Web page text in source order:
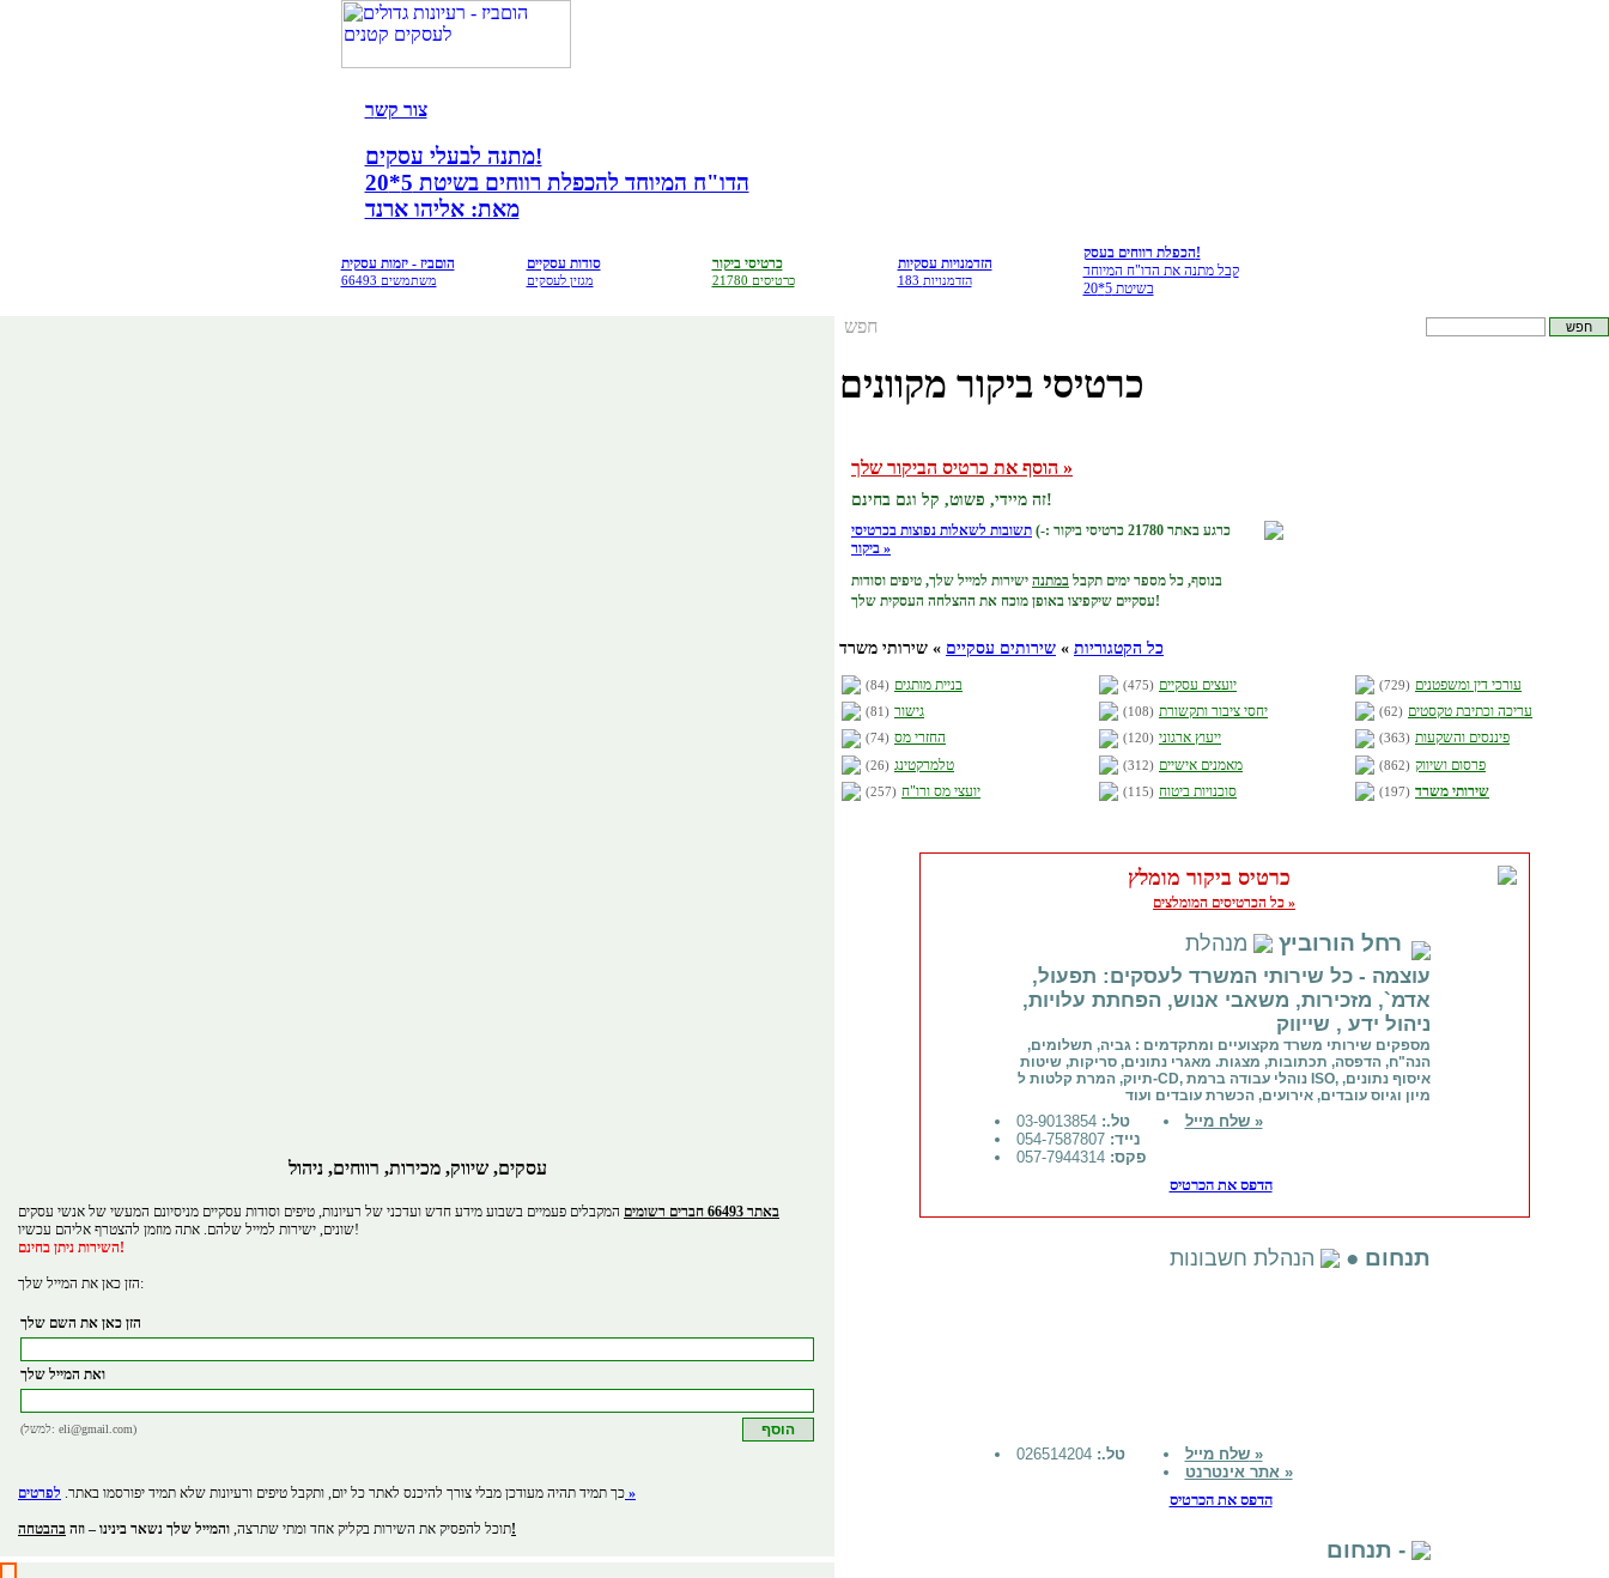
צור קשר
מתנה לבעלי עסקים!
הדו"ח המיוחד להכפלת רווחים בשיטת 5*20
מאת: אליהו ארנד
הוםביז - יזמות עסקית
66493 משתמשים
סודות עסקיים
מגזין לעסקים
כרטיסי ביקור
21780 כרטיסים
הזדמנויות עסקיות
183 הזדמנויות
הכפלת רווחים בעסק!
קבל מתנה את הדו"ח המיוחד
בשיטת 5*20
עסקים, שיווק, מכירות, רווחים, ניהול
באתר 66493 חברים רשומים
המקבלים פעמיים בשבוע מידע חדש ועדכני של רעיונות, טיפים וסודות עסקיים מניסיונם המעשי של אנשי עסקים
שונים, ישירות למייל שלהם. אתה מוזמן להצטרף אליהם עכשיו!
השירות ניתן בחינם!
הזן כאן את המייל שלך:
הזן כאן את השם שלך
ואת המייל שלך
(למשל: eli@gmail.com)
כך תמיד תהיה מעודכן מבלי צורך להיכנס לאתר כל יום, ותקבל טיפים ורעיונות שלא תמיד יפורסמו באתר. לפרטים »
תוכל להפסיק את השירות בקליק אחד ומתי שתרצה, והמייל שלך נשאר בינינו – וזה בהבטחה!
כרטיסי ביקור מקוונים
הוסף את כרטיס הביקור שלך »
זה מיידי, פשוט, קל וגם בחינם!
כרגע באתר 21780 כרטיסי ביקור :-)
תשובות לשאלות נפוצות בכרטיסי
ביקור »
בנוסף, כל מספר ימים תקבל במתנה ישירות למייל שלך, טיפים וסודות
עסקיים שיקפיצו באופן מוכח את ההצלחה העסקית שלך!
כל הקטגוריות » שירותים עסקיים » שירותי משרד
בניית מותגים (84)
גישור (81)
החזרי מס (74)
טלמרקטינג (26)
יועצי מס ורו"ח (257)
יועצים עסקיים (475)
יחסי ציבור ותקשורת (108)
ייעוץ ארגוני (120)
מאמנים אישיים (312)
סוכנויות ביטוח (115)
עורכי דין ומשפטנים (729)
עריכה וכתיבת טקסטים (62)
פיננסים והשקעות (363)
פרסום ושיווק (862)
שירותי משרד (197)
כרטיס ביקור מומלץ
כל הכרטיסים המומלצים »
רחל הורוביץ מנהלת
עוצמה - כל שירותי המשרד לעסקים: תפעול,
אדמ`, מזכירות, משאבי אנוש, הפחתת עלויות,
ניהול ידע , שייווק
מספקים שירותי משרד מקצועיים ומתקדמים : גביה, תשלומים,
הנה"ח, הדפסה, תכתובות, מצגות. מאגרי נתונים, סריקות, שיטות
תיוק, המרת קלטות ל-CD, נוהלי עבודה ברמת ISO, איסוף נתונים,
מיון וגיוס עובדים, אירועים, הכשרת עובדים ועוד
טל.: 03-9013854
נייד: 054-7587807
פקס: 057-7944314
שלח מייל »
הדפס את הכרטיס
תנחום ● הנהלת חשבונות
טל.: 026514204
שלח מייל »
אתר אינטרנט »
הדפס את הכרטיס
תנחום -